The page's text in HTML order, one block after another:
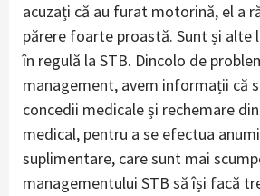
acuzați că au furat motorină, el a
părere foarte proastă. Sunt și alte
în regulă la STB. Dincolo de
management, avem informații că
concedii medicale și rechemare
medical, pentru a se efectua
suplimentare, care sunt mai
managementului STB să își facă